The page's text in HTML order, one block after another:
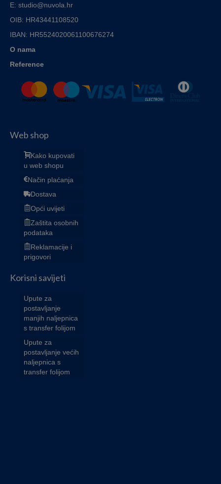
E: studio@nuvola.hr
OIB: HR43441108520
IBAN: HR5524020061100676274
O nama
Reference
Web shop
Kako kupovati
u web shopu
Način plaćanja
Dostava
Opći uvijeti
Zaštita osobnih
podataka
Reklamacije i
prigovori
Korisni savijeti
Upute za
postavljanje
manjih naljepnica
s transfer folijom
Upute za
postavljanje većih
naljepnica s
transfer folijom